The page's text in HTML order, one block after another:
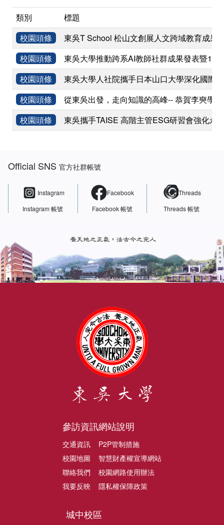
類別
標題
校園頭條
東吳T School 松山文創展人文跨域教育成果
校園頭條
東吳大學推動跨系AI教師社群成果發表暨
校園頭條
東吳大學人社院攜手日本山口大學深化國際
校園頭條
從東吳出發，走向知識的高峰-- 恭賀李奭學
校園頭條
東吳攜手TAISE 高階主管ESG研習會強化永
Official SNS官方社群帳號
Instagram
Instagram 帳號
Facebook
Facebook 帳號
Threads
Threads 帳號
參訪資訊
交通資訊
校園地圖
聯絡我們
我要反映
網站說明
P2P管制措施
智慧財產權宣導網站
校園網路使用辦法
隱私權保障政策
城中校區